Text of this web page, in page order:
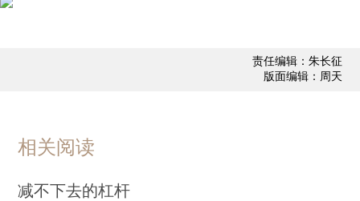
责任编辑：朱长征
版面编辑：周天
相关阅读
减不下去的杠杆